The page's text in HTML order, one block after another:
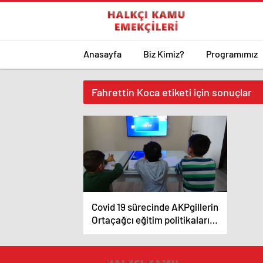
Anasayfa Biz Kimiz? Programımız
Fahrettin Koca etiketi için sonuçlar
Covid 19 sürecinde AKPgillerin
Ortaçağcı eğitim politikaları
ve sonuçları üzerine bir
değerlendirme